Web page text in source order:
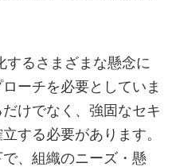
するさまざまな懸念に
ーチを必要としていま
けでなく、強固なセキ
する必要があります。
、組織のニーズ・懸